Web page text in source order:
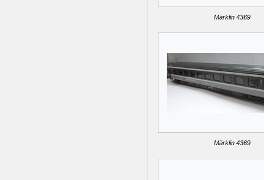
Märklin 4369
Märklin 4369